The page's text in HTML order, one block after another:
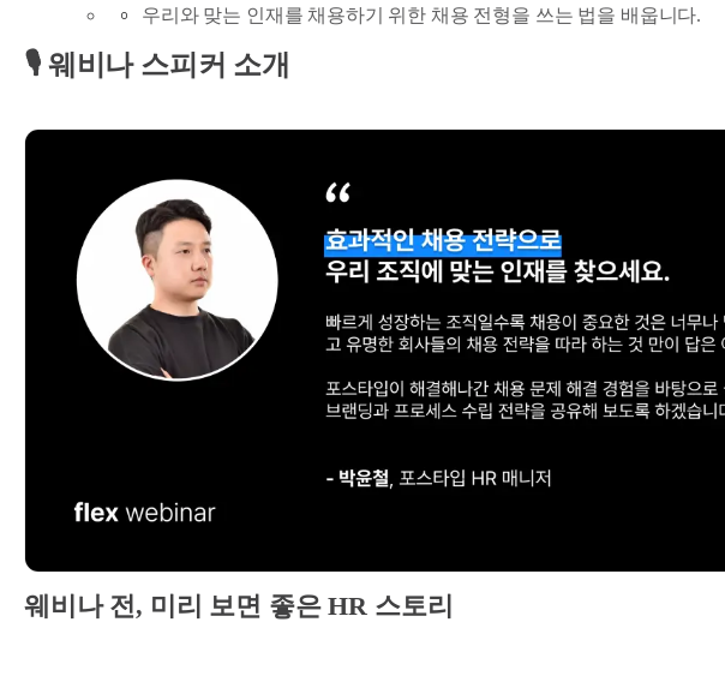
우리와 맞는 인재를 채용하기 위한 채용 전형을 쓰는 법을 배웁니다.
🎙️ 웨비나 스피커 소개
웨비나 전, 미리 보면 좋은 HR 스토리